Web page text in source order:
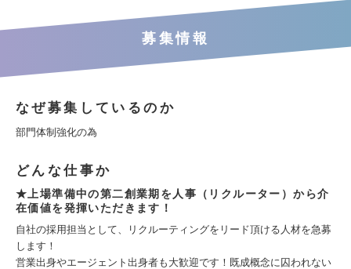
募集情報
なぜ募集しているのか
部門体制強化の為
どんな仕事か
★上場準備中の第二創業期を人事（リクルーター）から介
在価値を発揮いただきます！
自社の採用担当として、リクルーティングをリード頂ける人材を急募
します！
営業出身やエージェント出身者も大歓迎です！既成概念に囚われない